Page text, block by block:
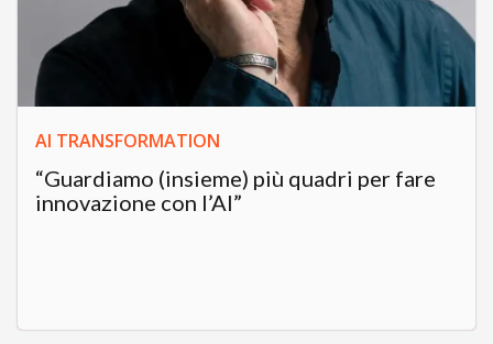
AI TRANSFORMATION
“Guardiamo (insieme) più quadri per fare
innovazione con l’AI”